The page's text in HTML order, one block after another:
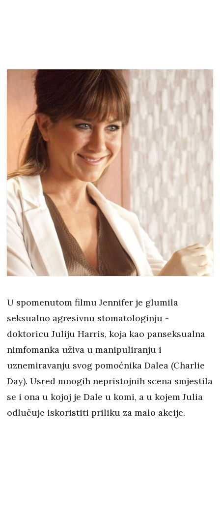
U spomenutom filmu Jennifer je glumila
seksualno agresivnu stomatologinju -
doktoricu Juliju Harris, koja kao panseksualna
nimfomanka uživa u manipuliranju i
uznemiravanju svog pomoćnika Dalea (Charlie
Day). Usred mnogih nepristojnih scena smjestila
se i ona u kojoj je Dale u komi, a u kojem Julia
odlučuje iskoristiti priliku za malo akcije.